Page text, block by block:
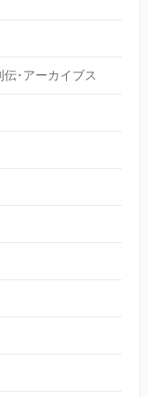
･アーカイブス